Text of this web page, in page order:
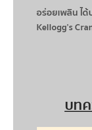
อร่อยเพลิน ได้
Kellogg’s
บท